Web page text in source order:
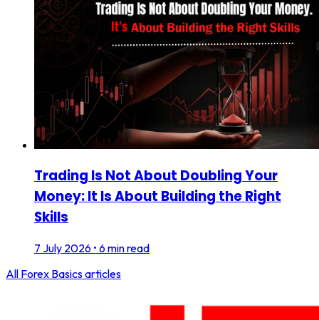
Trading Is Not About Doubling Your
Money: It Is About Building the Right
Skills
7 July 2026 • 6 min read
All Forex Basicsarticles